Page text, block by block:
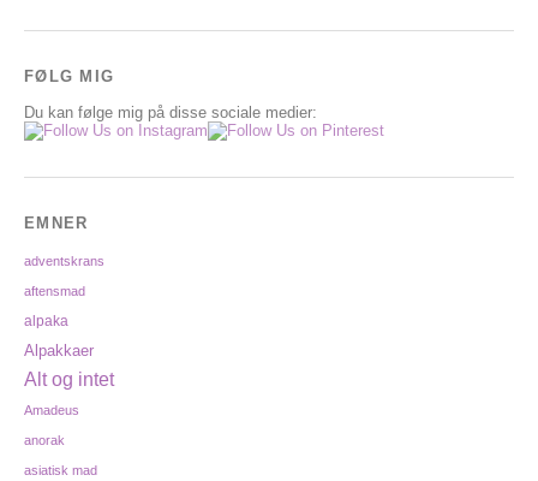
FØLG MIG
Du kan følge mig på disse sociale medier:
EMNER
adventskrans
aftensmad
alpaka
Alpakkaer
Alt og intet
Amadeus
anorak
asiatisk mad